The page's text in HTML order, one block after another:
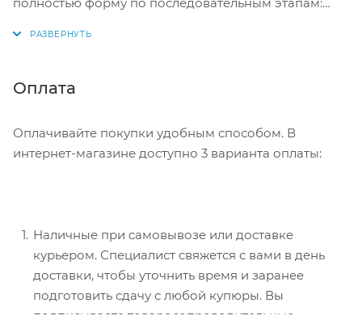
Нажмите кнопку «Оформить заказ».
Оплата
Оплачивайте покупки удобным способом. В
интернет-магазине доступно 3 варианта оплаты:
Наличные при самовывозе или доставке
курьером. Специалист свяжется с вами в день
доставки, чтобы уточнить время и заранее
подготовить сдачу с любой купюры. Вы
подписываете товаросопроводительные